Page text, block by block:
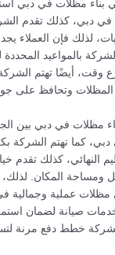
بناء مظلات في دبي
في دبي، كذلك تقدم
لذلك فإن العملاء
بالمواعيد
أيضًا تهتم الشركة
وتحافظ على
مظلات في دبي بين
كما تهتم الشركة
النهائي، كذلك تقدم
ومساحة المكان. لذلك،
عملية وجمالية
خدمات صيانة لضمان
خطط دفع مرنة